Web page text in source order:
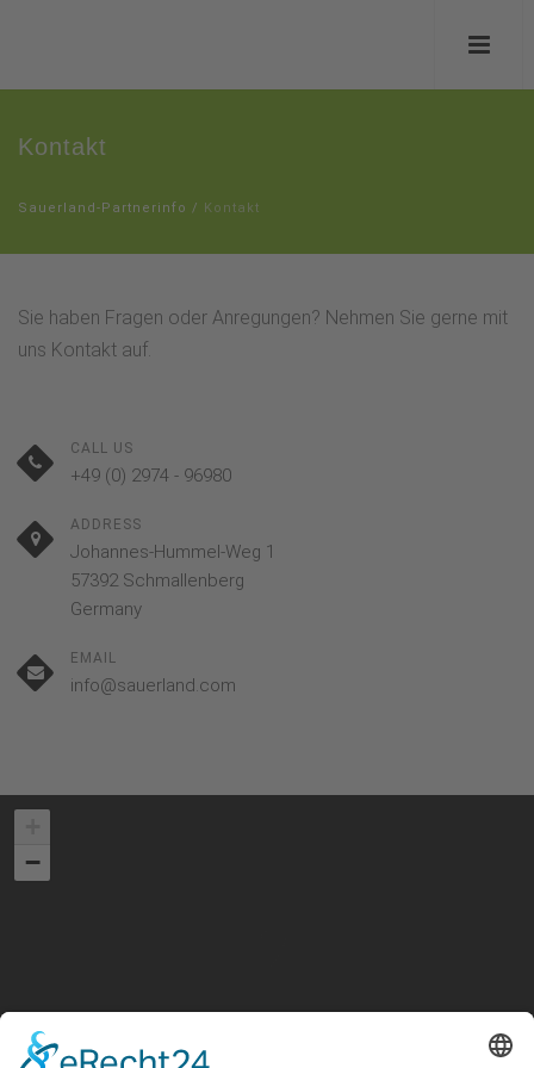
Kontakt
Sauerland-Partnerinfo / Kontakt
Sie haben Fragen oder Anregungen? Nehmen Sie gerne mit
uns Kontakt auf.
CALL US
+49 (0) 2974 - 96980
ADDRESS
Johannes-Hummel-Weg 1
57392 Schmallenberg
Germany
EMAIL
info@sauerland.com
−